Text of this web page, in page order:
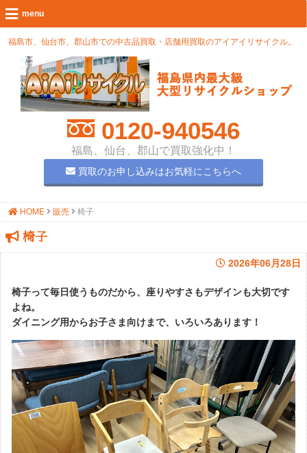
福島市、仙台市、郡山市での中古品買取・店舗用買取のアイアイリサイクル。
0120-940546
福島、仙台、郡山で買取強化中！
買取のお申し込みはお気軽にこちらへ
HOME 販売 椅子
椅子
2026年06月28日
椅子って毎日使うものだから、座りやすさもデザインも大切です
よね。
ダイニング用からお子さま向けまで、いろいろあります！